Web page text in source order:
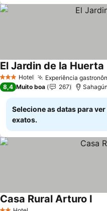
3 EstrelasHotel Experiência
El Jardin de la Huerta
8,4 Muito boa 267
Selecione as datas para
exatos.
Casa Rural Arturo I